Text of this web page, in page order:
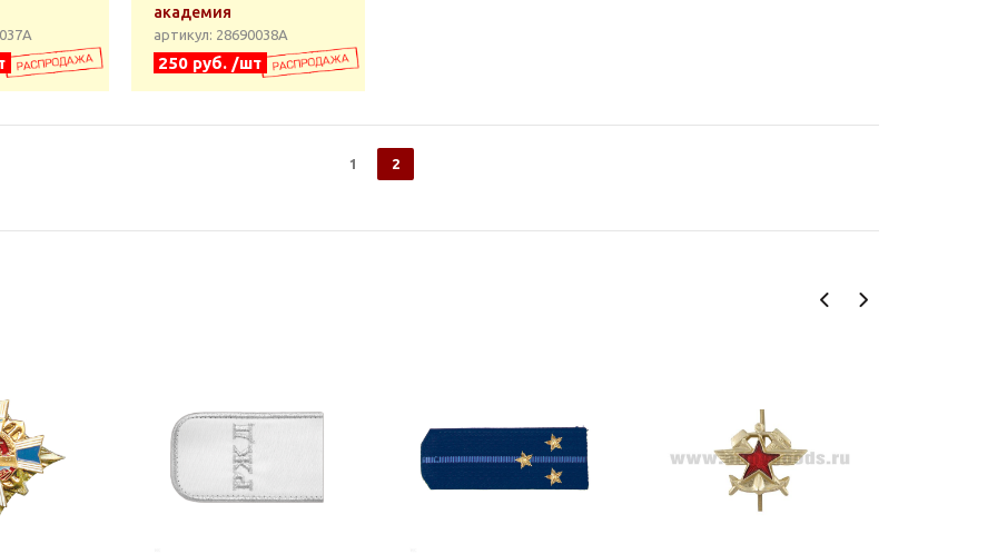
академия
артикул: 28690038А
250 руб. /шт
1 2